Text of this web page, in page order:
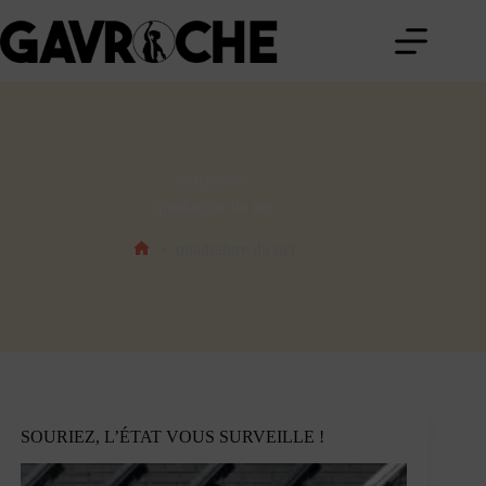
au
contenu
SOURIEZ, L’ÉTAT VOUS SURVEILLE !